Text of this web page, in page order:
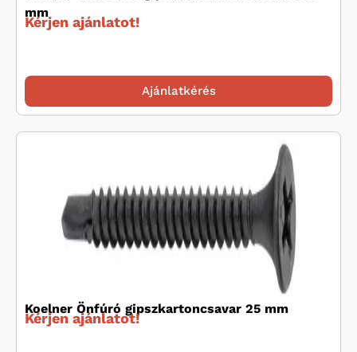
mm
Kérjen ajánlatot!
Ajánlatkérés
Koelner Önfúró gipszkartoncsavar 25 mm
Kérjen ajánlatot!